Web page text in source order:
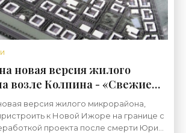
новая версия жилого
возле Колпина - «Свежие
версия жилого микрорайона,
к Новой Ижоре на границе с
проекта после смерти Юрия